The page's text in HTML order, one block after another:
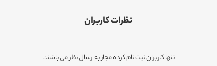
نظرات کاربران
تنها کاربران ثبت نام کرده مجاز به ارسال نظر می باشند.